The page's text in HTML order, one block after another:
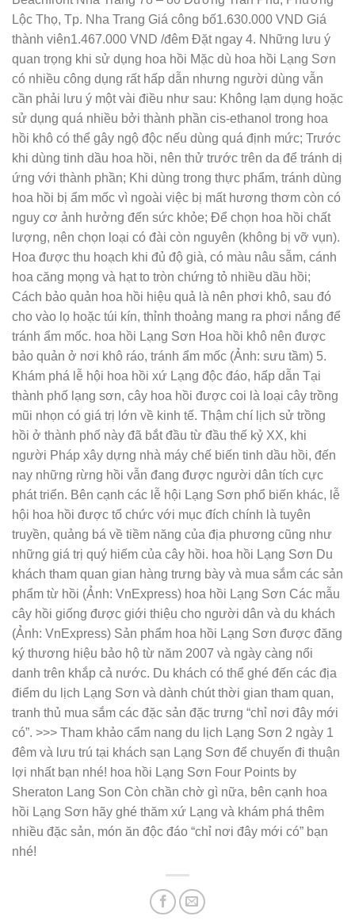
Lộc Thọ, Tp. Nha Trang Giá công bố1.630.000 VND Giá
thành viên1.467.000 VND /đêm Đặt ngay 4. Những lưu ý
quan trọng khi sử dụng hoa hồi Mặc dù hoa hồi Lạng Sơn
có nhiều công dụng rất hấp dẫn nhưng người dùng vẫn
cần phải lưu ý một vài điều như sau: Không lạm dụng hoặc
sử dụng quá nhiều bởi thành phần cis-ethanol trong hoa
hồi khô có thể gây ngộ độc nếu dùng quá định mức; Trước
khi dùng tinh dầu hoa hồi, nên thử trước trên da để tránh dị
ứng với thành phần; Khi dùng trong thực phẩm, tránh dùng
hoa hồi bị ẩm mốc vì ngoài việc bị mất hương thơm còn có
nguy cơ ảnh hưởng đến sức khỏe; Để chọn hoa hồi chất
lượng, nên chọn loại có đài còn nguyên (không bị vỡ vụn).
Hoa được thu hoạch khi đủ độ già, có màu nâu sẫm, cánh
hoa căng mọng và hạt to tròn chứng tỏ nhiều dầu hồi;
Cách bảo quản hoa hồi hiệu quả là nên phơi khô, sau đó
cho vào lọ hoặc túi kín, thỉnh thoảng mang ra phơi nắng để
tránh ẩm mốc. hoa hồi Lạng Sơn Hoa hồi khô nên được
bảo quản ở nơi khô ráo, tránh ẩm mốc (Ảnh: sưu tầm) 5.
Khám phá lễ hội hoa hồi xứ Lạng độc đáo, hấp dẫn Tại
thành phố lạng sơn, cây hoa hồi được coi là loại cây trồng
mũi nhọn có giá trị lớn về kinh tế. Thậm chí lịch sử trồng
hồi ở thành phố này đã bắt đầu từ đầu thế kỷ XX, khi
người Pháp xây dựng nhà máy chế biến tinh dầu hồi, đến
nay những rừng hồi vẫn đang được người dân tích cực
phát triển. Bên cạnh các lễ hội Lạng Sơn phổ biến khác, lễ
hội hoa hồi được tổ chức với mục đích chính là tuyên
truyền, quảng bá về tiềm năng của địa phương cũng như
những giá trị quý hiếm của cây hồi. hoa hồi Lạng Sơn Du
khách tham quan gian hàng trưng bày và mua sắm các sản
phẩm từ hồi (Ảnh: VnExpress) hoa hồi Lạng Sơn Các mẫu
cây hồi giống được giới thiệu cho người dân và du khách
(Ảnh: VnExpress) Sản phẩm hoa hồi Lạng Sơn được đăng
ký thương hiệu bảo hộ từ năm 2007 và ngày càng nổi
danh trên khắp cả nước. Du khách có thể ghé đến các địa
điểm du lịch Lạng Sơn và dành chút thời gian tham quan,
tranh thủ mua sắm các đặc sản đặc trưng “chỉ nơi đây mới
có”. >>> Tham khảo cẩm nang du lịch Lạng Sơn 2 ngày 1
đêm và lưu trú tại khách sạn Lạng Sơn để chuyến đi thuận
lợi nhất bạn nhé! hoa hồi Lạng Sơn Four Points by
Sheraton Lang Son Còn chần chờ gì nữa, bên cạnh hoa
hồi Lạng Sơn hãy ghé thăm xứ Lạng và khám phá thêm
nhiều đặc sản, món ăn độc đáo “chỉ nơi đây mới có” bạn
nhé!